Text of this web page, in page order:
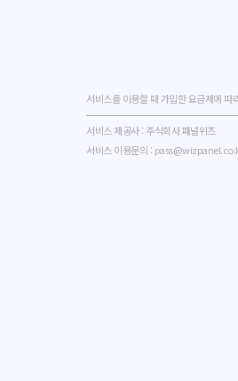
서비스를 이용할 때 가입한 요금제에
서비스 제공사 : 주식회사 패널위즈
서비스 이용문의 :